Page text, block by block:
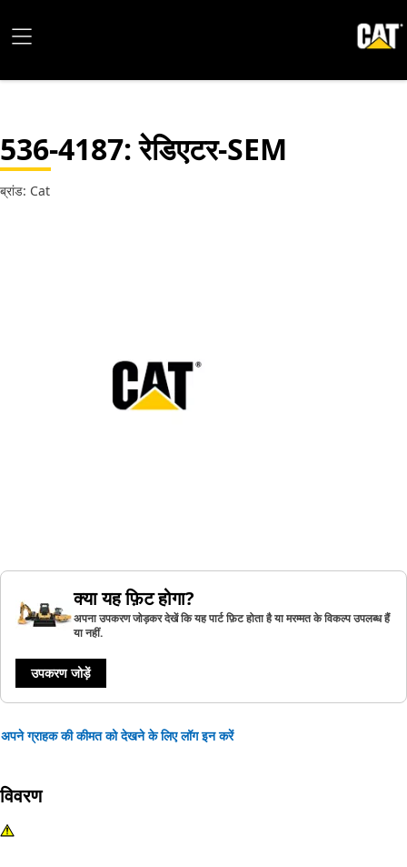
536-4187: रेडिएटर-SEM
ब्रांड: Cat
क्या यह फ़िट होगा?
अपना उपकरण जोड़कर देखें कि यह पार्ट फ़िट होता है या मरम्मत के विकल्प उपलब्ध हैं
या नहीं.
उपकरण जोड़ें
अपने ग्राहक की कीमत को देखने के लिए लॉग इन करें
विवरण